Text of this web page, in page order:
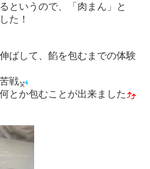
というので、「肉まん」と
た！
ばして、餡を包むまでの体験
戦
とか包むことが出来ました